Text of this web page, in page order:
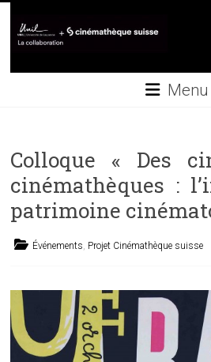
content
Collaboration
suisse
Menu
Colloque « Des
cinémathèques :
patrimoine
Événements, Projet Cinémathèque suisse